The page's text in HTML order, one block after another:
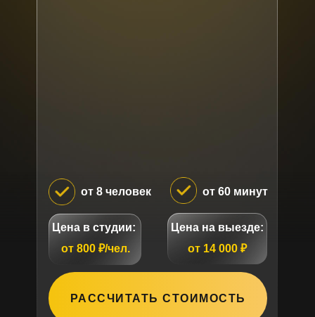
РАССЧИТАТЬ СТОИМОСТЬ
Цена в студии:
Цена на выезде:
от 800 ₽/чел.
от 14 000 ₽
от 8 человек от 60 минут